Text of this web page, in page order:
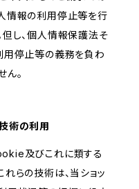
情報の利用停止等を行
但し、個人情報保護法そ
用停止等の義務を負わ
ん。
術の利用
及びこれに類する
らの技術は、当ショッ